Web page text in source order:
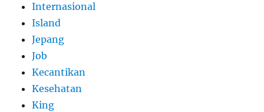
Internasional
Island
Jepang
Job
Kecantikan
Kesehatan
King